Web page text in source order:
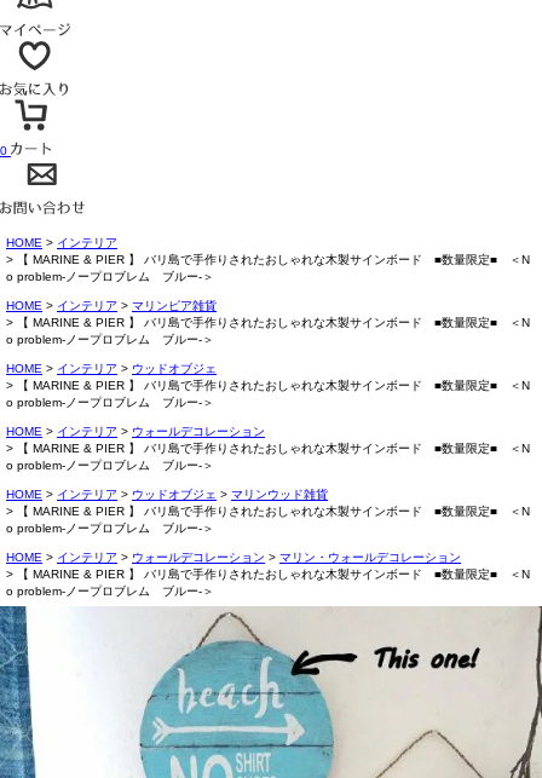
0
HOME
インテリア
【 MARINE & PIER 】 バリ島で手作りされたおしゃれな木製サインボード ■数量限定■ ＜N
o problem-ノープロブレム ブルー-＞
HOME インテリア
マリンピア雑貨
【 MARINE & PIER 】 バリ島で手作りされたおしゃれな木製サインボード ■数量限定■ ＜N
o problem-ノープロブレム ブルー-＞
HOME インテリア
ウッドオブジェ
【 MARINE & PIER 】 バリ島で手作りされたおしゃれな木製サインボード ■数量限定■ ＜N
o problem-ノープロブレム ブルー-＞
HOME インテリア
ウォールデコレーション
【 MARINE & PIER 】 バリ島で手作りされたおしゃれな木製サインボード ■数量限定■ ＜N
o problem-ノープロブレム ブルー-＞
HOME インテリア ウッドオブジェ
マリンウッド雑貨
【 MARINE & PIER 】 バリ島で手作りされたおしゃれな木製サインボード ■数量限定■ ＜N
o problem-ノープロブレム ブルー-＞
HOME インテリア ウォールデコレーション
マリン・ウォールデコレーション
【 MARINE & PIER 】 バリ島で手作りされたおしゃれな木製サインボード ■数量限定■ ＜N
o problem-ノープロブレム ブルー-＞